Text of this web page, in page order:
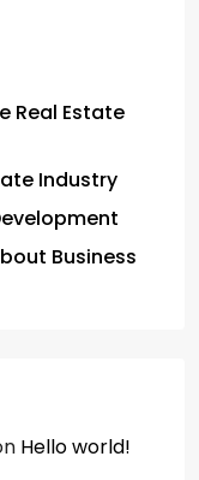
Real Estate
Industry
Business
Hello world!